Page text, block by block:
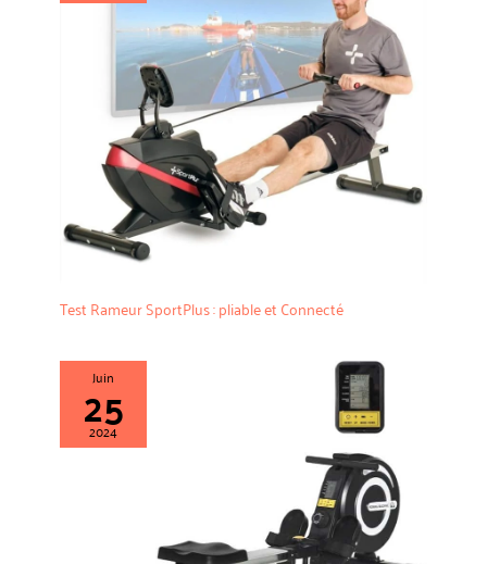
Test Rameur SportPlus : pliable et Connecté
Juin
25
2024